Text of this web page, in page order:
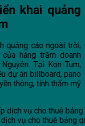
khai quảng
quảng cáo ngoài trời;
hàng trăm doanh
Tại Kon Tum,
dự án billboard, pano
thông, tính thẩm mỹ
vụ cho thuê bảng